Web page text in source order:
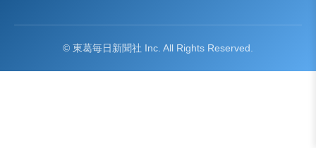
© 東葛毎日新聞社 Inc. All Rights Reserved.